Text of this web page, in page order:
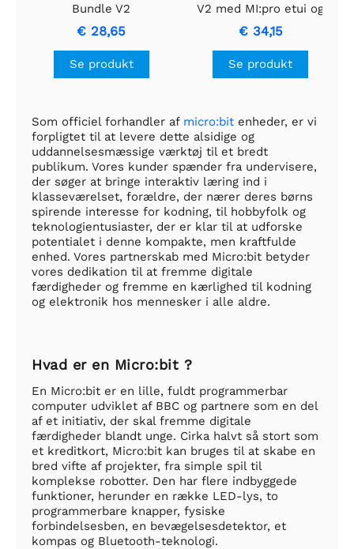
Bundle V2
€ 28,65
Se produkt
V2 med MI:pro etui og
tilbehør
€ 34,15
Se produkt
Som officiel forhandler af micro:bit enheder, er vi
forpligtet til at levere dette alsidige og
uddannelsesmæssige værktøj til et bredt
publikum. Vores kunder spænder fra undervisere,
der søger at bringe interaktiv læring ind i
klasseværelset, forældre, der nærer deres børns
spirende interesse for kodning, til hobbyfolk og
teknologientusiaster, der er klar til at udforske
potentialet i denne kompakte, men kraftfulde
enhed. Vores partnerskab med Micro:bit betyder
vores dedikation til at fremme digitale
færdigheder og fremme en kærlighed til kodning
og elektronik hos mennesker i alle aldre.
Hvad er en Micro:bit ?
En Micro:bit er en lille, fuldt programmerbar
computer udviklet af BBC og partnere som en del
af et initiativ, der skal fremme digitale
færdigheder blandt unge. Cirka halvt så stort som
et kreditkort, Micro:bit kan bruges til at skabe en
bred vifte af projekter, fra simple spil til
komplekse robotter. Den har flere indbyggede
funktioner, herunder en række LED-lys, to
programmerbare knapper, fysiske
forbindelsesben, en bevægelsesdetektor, et
kompas og Bluetooth-teknologi.